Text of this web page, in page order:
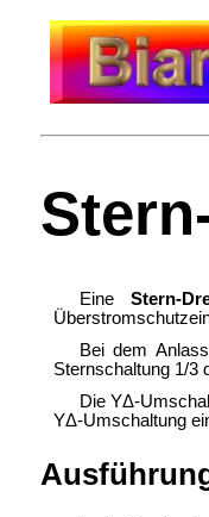
Eine Stern-
Bei dem
Sternschaltung 1/3
Die YΔ-
YΔ-Umschaltung